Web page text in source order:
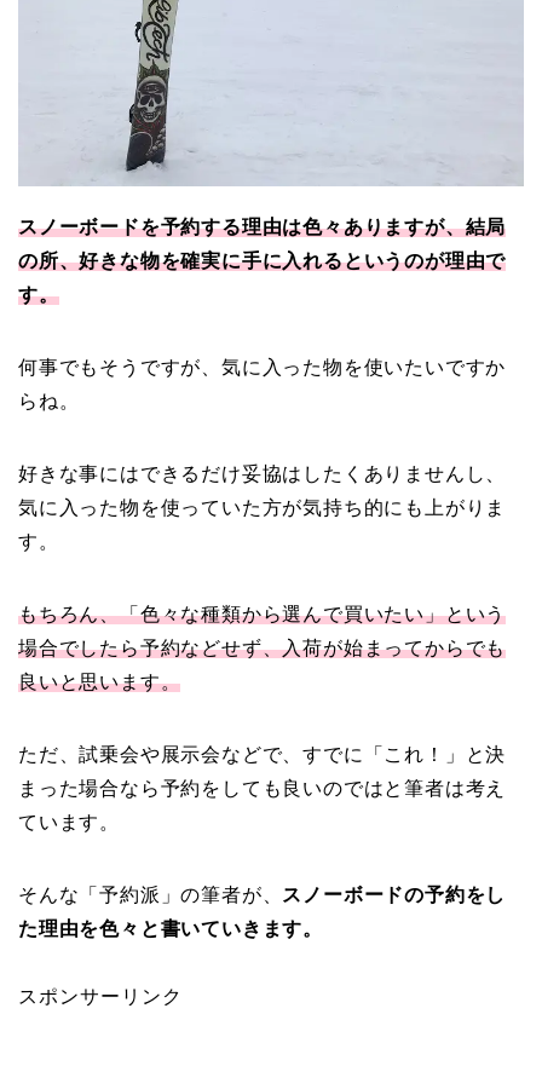
スノーボードを予約する理由は色々ありますが、結局
の所、好きな物を確実に手に入れるというのが理由で
す。
何事でもそうですが、気に入った物を使いたいですか
らね。
好きな事にはできるだけ妥協はしたくありませんし、
気に入った物を使っていた方が気持ち的にも上がりま
す。
もちろん、「色々な種類から選んで買いたい」という
場合でしたら予約などせず、入荷が始まってからでも
良いと思います。
ただ、試乗会や展示会などで、すでに「これ！」と決
まった場合なら予約をしても良いのではと筆者は考え
ています。
そんな「予約派」の筆者が、 スノーボードの予約をし
た理由を色々と書いていきます。
スポンサーリンク